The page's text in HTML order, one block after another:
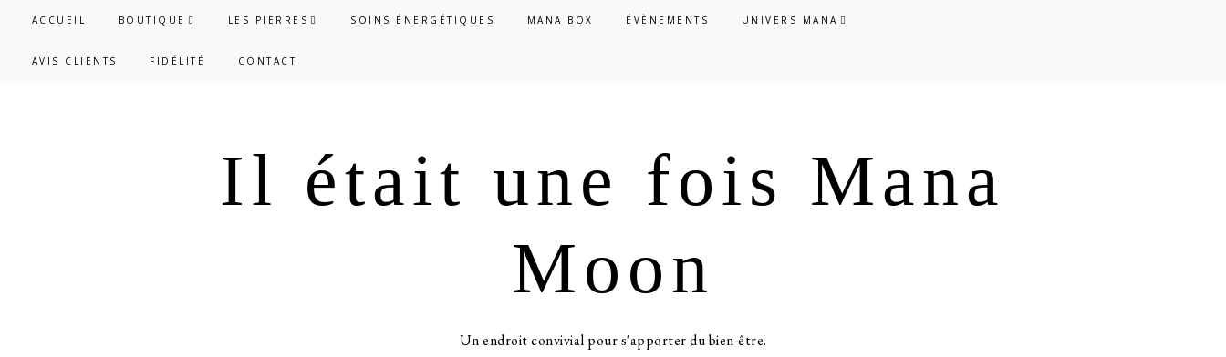
ACCUEIL BOUTIQUE LES PIERRES SOINS ÉNERGÉTIQUES MANA BOX ÉVÈNEMENTS UNIVERS MANA
AVIS CLIENTS FIDÉLITÉ CONTACT
Passer
Passer
Il était une fois Mana
Moon
Un endroit convivial pour s'apporter du bien-être.